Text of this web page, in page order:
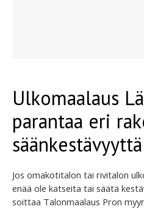
Ulkomaalaus
parantaa eri
säänkestävyyttä
Jos omakotitalon tai rivitalon
enää ole katseita tai säätä
soittaa Talonmaalaus Pron